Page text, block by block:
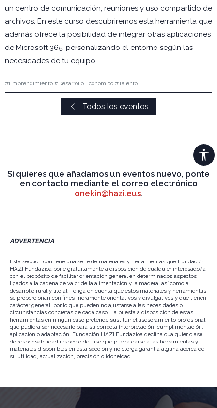
un centro de comunicación, reuniones y uso compartido de
archivos. En este curso descubriremos esta herramienta que
además ofrece la posibilidad de integrar otras aplicaciones
de Microsoft 365, personalizando el entorno según las
necesidades de tu equipo.
#Emprendimiento #Desarrollo Económico #Talento
Todos los eventos
Si quieres que añadamos un eventos nuevo, ponte
en contacto mediante el correo electrónico
onekin@hazi.eus.
ADVERTENCIA
Esta sección contiene una serie de materiales y herramientas que Fundación
HAZI Fundazioa pone gratuitamente a disposición de cualquier interesado/a
con el propósito de facilitar orientación general en determinados aspectos
ligados a la cadena de valor de la alimentación y la madera, así como el
desarrollo rural y litoral. Tenga en cuenta que estos materiales y herramientas
se proporcionan con fines meramente orientativos y divulgativos y que tienen
carácter general, por lo que pueden no ajustarse a las necesidades o
circunstancias concretas de cada caso. La puesta a disposición de estas
herramientas en ningún caso pretende sustituir el asesoramiento profesional
que pudiera ser necesario para su correcta interpretación, cumplimentación,
aplicación o adaptación. Fundación HAZI Fundazioa declina cualquier clase
de responsabilidad respecto del uso que pueda darse a las herramientas y
materiales disponibles en esta sección y no otorga garantía alguna acerca de
su utilidad, actualización, precisión o idoneidad.